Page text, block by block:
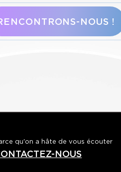
NOUS !
qu'on a hâte de vous écouter
NOUS